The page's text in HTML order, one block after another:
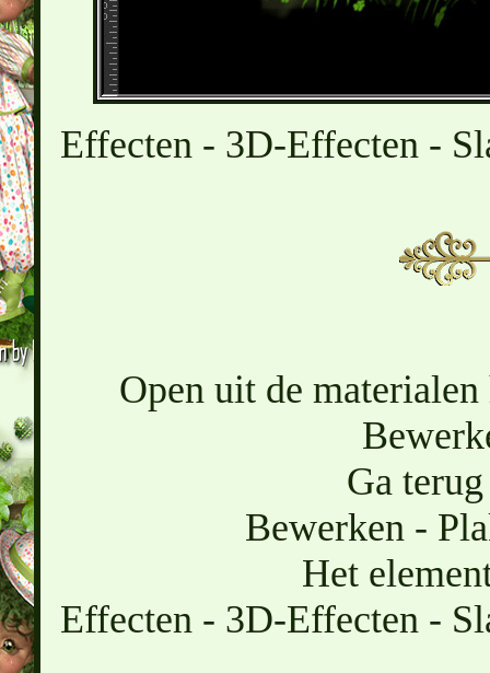
Effecten - 3D-Effecten -
Open uit de
Ga
Bewerken -
Het
Effecten - 3D-Effecten -